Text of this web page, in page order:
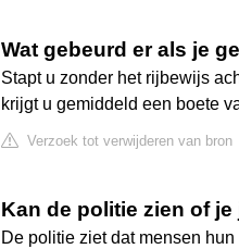
Wat gebeurd er als je
Stapt u zonder het rijbewijs
krijgt u gemiddeld een boete
Verzoek tot verwijderen van bron
Kan de politie zien of
De politie ziet dat mensen